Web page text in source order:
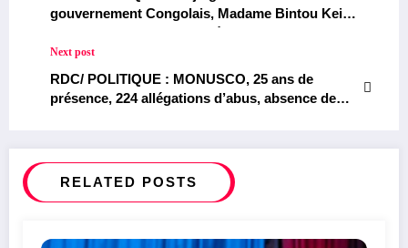
gouvernement Congolais, Madame Bintou Keita
condamne fermement la série d’attaques visant
le personnel de la MONUSCO à Kinshasa
Next post
RDC/ POLITIQUE : MONUSCO, 25 ans de
présence, 224 allégations d’abus, absence de
RELATED POSTS